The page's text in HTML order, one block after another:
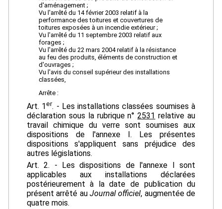
d'aménagement ;
Vu l'arrêté du 14 février 2003 relatif à la
performance des toitures et couvertures de
toitures exposées à un incendie extérieur ;
Vu l'arrêté du 11 septembre 2003 relatif aux
forages ;
Vu l'arrêté du 22 mars 2004 relatif à la résistance
au feu des produits, éléments de construction et
d'ouvrages ;
Vu l'avis du conseil supérieur des installations
classées,
Arrête :
Art. 1er. - Les installations classées soumises à
déclaration sous la rubrique n°2531 relative au
travail chimique du verre sont soumises aux
dispositions de l'annexe I. Les présentes
dispositions s'appliquent sans préjudice des
autres législations.
Art. 2. - Les dispositions de l'annexe I sont
applicables aux installations déclarées
postérieurement à la date de publication du
présent arrêté au Journal officiel, augmentée de
quatre mois.